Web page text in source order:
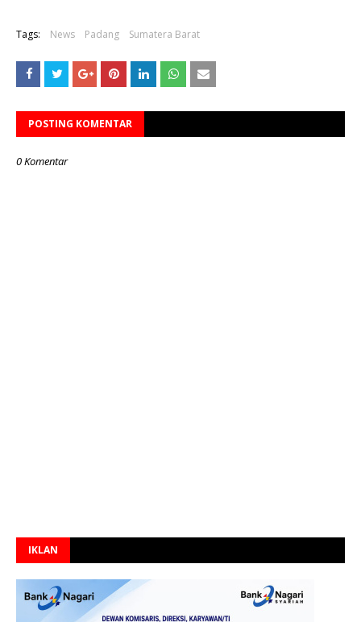
Tags: News Padang Sumatera Barat
POSTING KOMENTAR
0 Komentar
IKLAN